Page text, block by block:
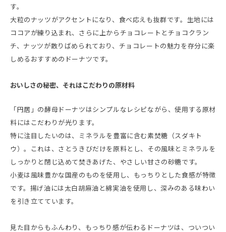
す。
大粒のナッツがアクセントになり、食べ応えも抜群です。生地には
ココアが練り込まれ、さらに上からチョコレートとチョコクラン
チ、ナッツが散りばめられており、チョコレートの魅力を存分に楽
しめるおすすめのドーナツです。
おいしさの秘密、それはこだわりの原材料
「円居」の酵母ドーナツはシンプルなレシピながら、使用する原材
料にはこだわりが光ります。
特に注目したいのは、ミネラルを豊富に含む素焚糖（スダキト
ウ）。これは、さとうきびだけを原料とし、その風味とミネラルを
しっかりと閉じ込めて焚きあげた、やさしい甘さの砂糖です。
小麦は風味豊かな国産のものを使用し、もっちりとした食感が特徴
です。揚げ油には太白胡麻油と綿実油を使用し、深みのある味わい
を引き立てています。
見た目からもふんわり、もっちり感が伝わるドーナツは、ついつい